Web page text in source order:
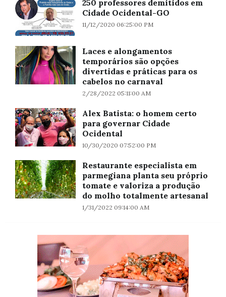
250 professores demitidos em
Cidade Ocidental-GO
11/12/2020 06:25:00 PM
Laces e alongamentos
temporários são opções
divertidas e práticas para os
cabelos no carnaval
2/28/2022 05:11:00 AM
Alex Batista: o homem certo
para governar Cidade
Ocidental
10/30/2020 07:52:00 PM
Restaurante especialista em
parmegiana planta seu próprio
tomate e valoriza a produção
do molho totalmente artesanal
1/31/2022 09:14:00 AM